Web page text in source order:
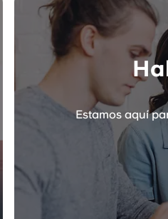
Estamos aquí